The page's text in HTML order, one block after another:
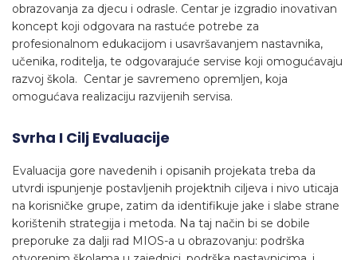
obrazovanja za djecu i odrasle. Centar je izgradio inovativan
koncept koji odgovara na rastuće potrebe za
profesionalnom edukacijom i usavršavanjem nastavnika,
učenika, roditelja, te odgovarajuće servise koji omogućavaju
razvoj škola. Centar je savremeno opremljen, koja
omogućava realizaciju razvijenih servisa.
Svrha I Cilj Evaluacije
Evaluacija gore navedenih i opisanih projekata treba da
utvrdi ispunjenje postavljenih projektnih ciljeva i nivo uticaja
na korisničke grupe, zatim da identifikuje jake i slabe strane
korištenih strategija i metoda. Na taj način bi se dobile
preporuke za dalji rad MIOS-a u obrazovanju: podrška